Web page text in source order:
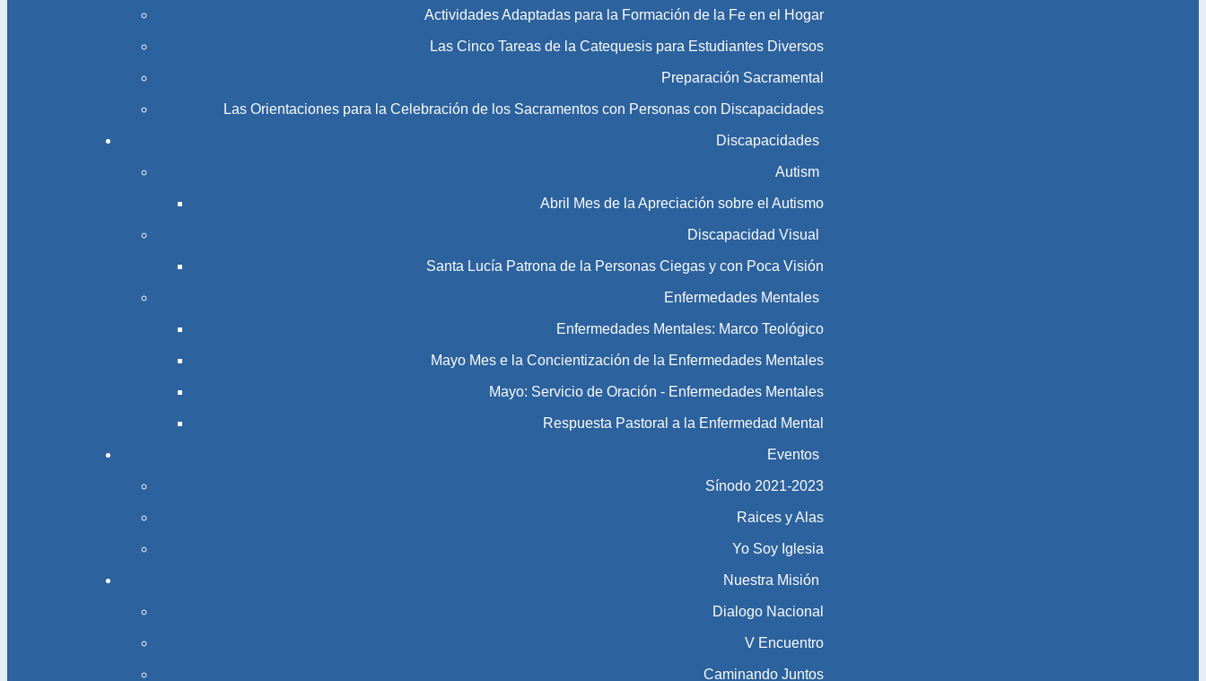
Actividades Adaptadas para la Formación de la Fe en el Hogar
Las Cinco Tareas de la Catequesis para Estudiantes Diversos
Preparación Sacramental
Las Orientaciones para la Celebración de los Sacramentos con Personas con Discapacidades
Discapacidades
Autism
Abril Mes de la Apreciación sobre el Autismo
Discapacidad Visual
Santa Lucía Patrona de la Personas Ciegas y con Poca Visión
Enfermedades Mentales
Enfermedades Mentales: Marco Teológico
Mayo Mes e la Concientización de la Enfermedades Mentales
Mayo: Servicio de Oración - Enfermedades Mentales
Respuesta Pastoral a la Enfermedad Mental
Eventos
Sínodo 2021-2023​​​​​​​
Raices y Alas
Yo Soy Iglesia
Nuestra Misión
Dialogo Nacional
V Encuentro
Caminando Juntos